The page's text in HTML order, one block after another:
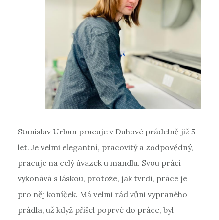
Stanislav Urban pracuje v Duhové prádelně již 5
let. Je velmi elegantní, pracovitý a zodpovědný,
pracuje na celý úvazek u mandlu. Svou práci
vykonává s láskou, protože, jak tvrdí, práce je
pro něj koníček. Má velmi rád vůni vypraného
prádla, už když přišel poprvé do práce, byl